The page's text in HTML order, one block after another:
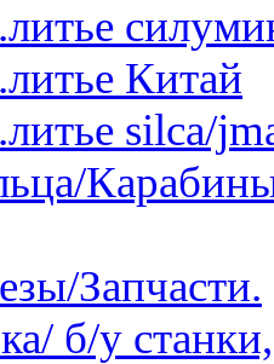
Китай
silca/
Запчасти.
б/у